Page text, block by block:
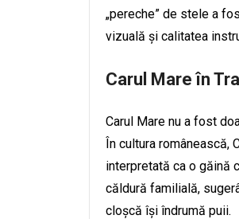
„pereche” de stele a
vizuală și calitatea
Carul Mare în
Carul Mare nu a fost
În cultura românească,
interpretată ca o găină
căldură familială,
cloșcă își îndrumă puii.